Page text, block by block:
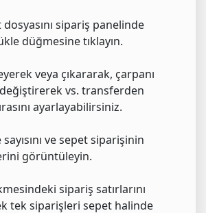
sipariş panelinde
düğmesine tıklayın.
veya çıkararak, çarpanı
vs. transferden
ayarlayabilirsiniz.
ve sepet siparişinin
görüntüleyin.
sipariş satırlarını
tek siparişleri sepet halinde